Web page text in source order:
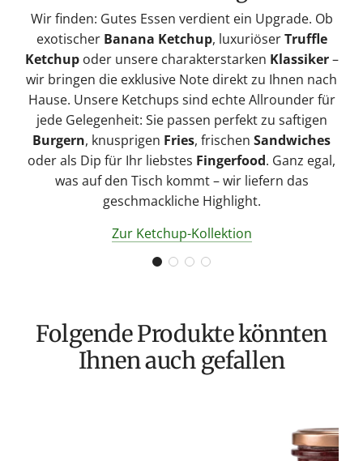
Wir finden: Gutes Essen verdient ein Upgrade. Ob
exotischer Banana Ketchup, luxuriöserTruffle
Ketchupoder unsere charakterstarken Klassiker–
wir bringen die exklusive Note direkt zu Ihnen nach
Hause. Unsere Ketchups sind echte Allrounder für
jede Gelegenheit: Sie passen perfekt zu saftigen
Burgern, knusprigen Fries, frischen Sandwiches
oder als Dip für Ihr liebstes Fingerfood. Ganz egal,
was auf den Tisch kommt – wir liefern das
geschmackliche Highlight.
Zur Ketchup-Kollektion
Folgende Produkte könnten
Ihnen auch gefallen